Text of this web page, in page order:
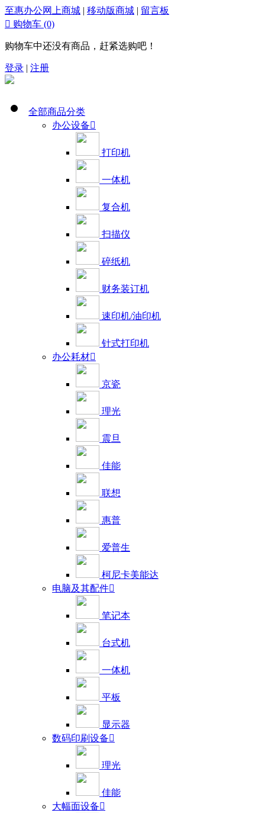
至惠办公网上商城 | 移动版商城 | 留言板
 购物车 (0)
购物车中还没有商品，赶紧选购吧！
登录 | 注册
全部商品分类
办公设备
打印机
一体机
复合机
扫描仪
碎纸机
财务装订机
速印机/油印机
针式打印机
办公耗材
京瓷
理光
震旦
佳能
联想
惠普
爱普生
柯尼卡美能达
电脑及其配件
笔记本
台式机
一体机
平板
显示器
数码印刷设备
理光
佳能
大幅面设备